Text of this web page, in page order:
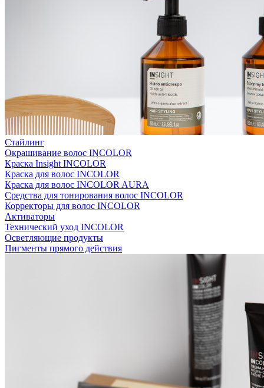
Стайлинг
Окрашивание волос INCOLOR
Краска Insight INCOLOR
Краска для волос INCOLOR
Краска для волос INCOLOR AURA
Средства для тонирования волос INCOLOR
Корректоры для волос INCOLOR
Активаторы
Технический уход INCOLOR
Осветляющие продукты
Пигменты прямого действия